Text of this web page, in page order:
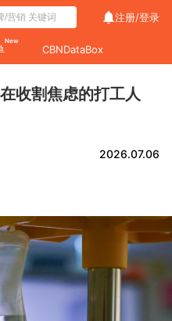
注册/登录
New
CBNDataBox
收割焦虑的打工人
2026.07.06